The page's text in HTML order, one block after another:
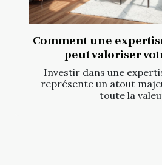
Comment une
peut valoriser
Investir dans une
représente un atout
toute la